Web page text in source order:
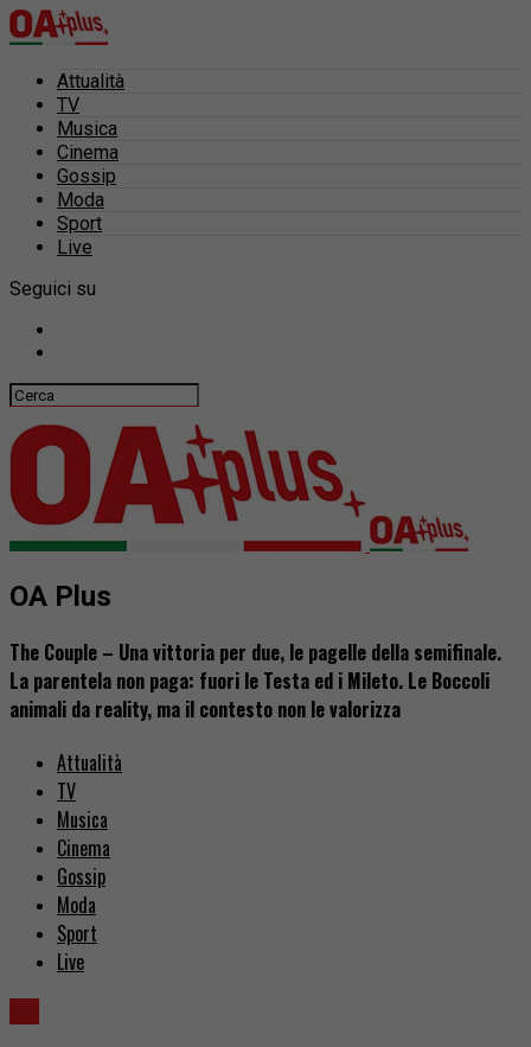
Attualità
TV
Musica
Cinema
Gossip
Moda
Sport
Live
Seguici su
OA Plus
The Couple – Una vittoria per due, le pagelle della semifinale.
La parentela non paga: fuori le Testa ed i Mileto. Le Boccoli
animali da reality, ma il contesto non le valorizza
Attualità
TV
Musica
Cinema
Gossip
Moda
Sport
Live